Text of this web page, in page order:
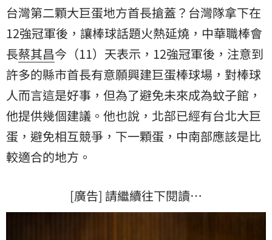
台灣第二顆大巨蛋地方首長搶蓋？台灣隊拿下在
12強冠軍後，讓棒球話題火熱延燒，中華職棒會
長蔡其昌今（11）天表示，12強冠軍後，注意到
許多的縣市首長有意願興建巨蛋棒球場，對棒球
人而言這是好事，但為了避免未來成為蚊子館，
他提供幾個建議。他也說，北部已經有台北大巨
蛋，避免相互競爭，下一顆蛋，中南部應該是比
較適合的地方。
[廣告] 請繼續往下閱讀…